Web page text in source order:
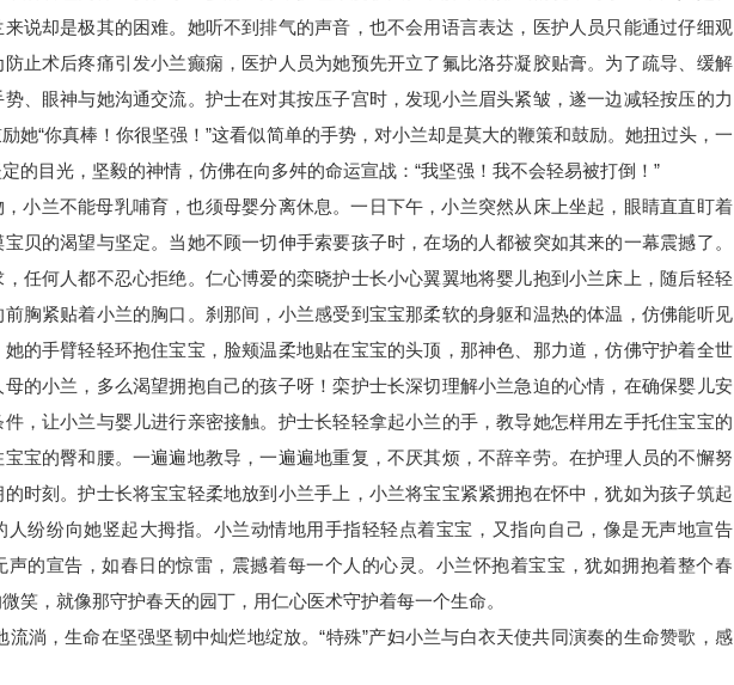
说却是极其的困难。她听不到排气的声音，也不会用语言表达，医护人员只能通过仔细观
止术后疼痛引发小兰癫痫，医护人员为她预先开立了氟比洛芬凝胶贴膏。为了疏导、缓解
、眼神与她沟通交流。护士在对其按压子宫时，发现小兰眉头紧皱，遂一边减轻按压的力
她“你真棒！你很坚强！”这看似简单的手势，对小兰却是莫大的鞭策和鼓励。她扭过头，一
的目光，坚毅的神情，仿佛在向多舛的命运宣战：“我坚强！我不会轻易被打倒！”
小兰不能母乳哺育，也须母婴分离休息。一日下午，小兰突然从床上坐起，眼睛直直盯着
贝的渴望与坚定。当她不顾一切伸手索要孩子时，在场的人都被突如其来的一幕震撼了。
任何人都不忍心拒绝。仁心博爱的栾晓护士长小心翼翼地将婴儿抱到小兰床上，随后轻轻
胸紧贴着小兰的胸口。刹那间，小兰感受到宝宝那柔软的身躯和温热的体温，仿佛能听见
的手臂轻轻环抱住宝宝，脸颊温柔地贴在宝宝的头顶，那神色、那力道，仿佛守护着全世
的小兰，多么渴望拥抱自己的孩子呀！栾护士长深切理解小兰急迫的心情，在确保婴儿安
，让小兰与婴儿进行亲密接触。护士长轻轻拿起小兰的手，教导她怎样用左手托住宝宝的
宝的臀和腰。一遍遍地教导，一遍遍地重复，不厌其烦，不辞辛劳。在护理人员的不懈努
时刻。护士长将宝宝轻柔地放到小兰手上，小兰将宝宝紧紧拥抱在怀中，犹如为孩子筑起
人纷纷向她竖起大拇指。小兰动情地用手指轻轻点着宝宝，又指向自己，像是无声地宣告
声的宣告，如春日的惊雷，震撼着每一个人的心灵。小兰怀抱着宝宝，犹如拥抱着整个春
笑，就像那守护春天的园丁，用仁心医术守护着每一个生命。
流淌，生命在坚强坚韧中灿烂地绽放。“特殊”产妇小兰与白衣天使共同演奏的生命赞歌，感